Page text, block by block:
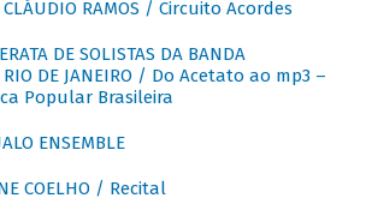
RAMOS / Circuito Acordes
DE SOLISTAS DA BANDA
RIO DE JANEIRO / Do Acetato ao mp3 –
Popular Brasileira
ENSEMBLE
COELHO / Recital